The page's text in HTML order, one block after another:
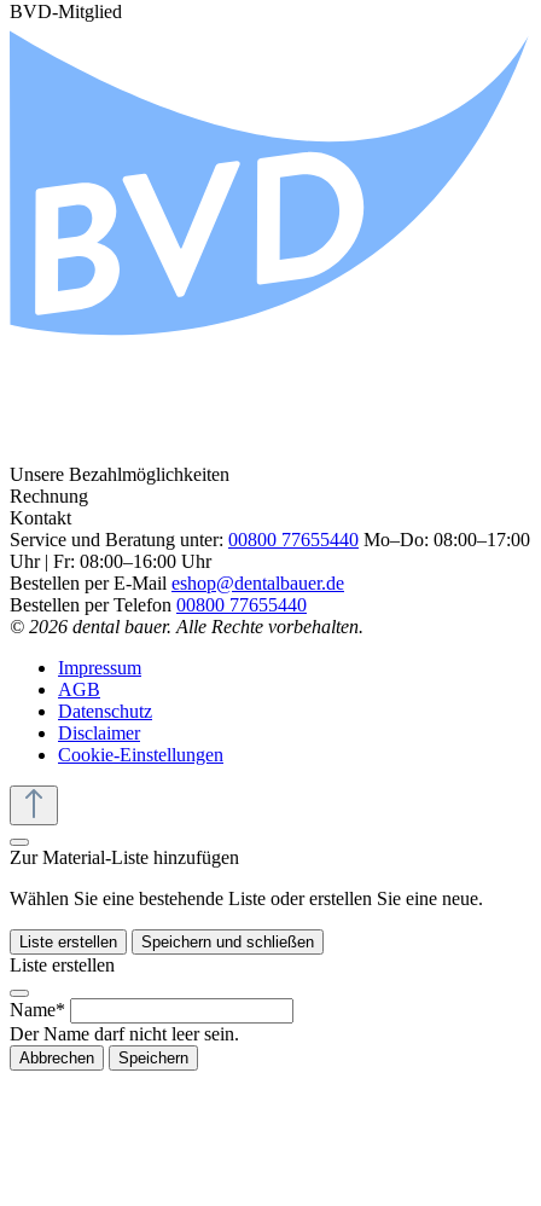
BVD-Mitglied
Unsere Bezahlmöglichkeiten
Rechnung
Kontakt
Service und Beratung unter: 00800 77655440 Mo–Do: 08:00–17:00
Uhr | Fr: 08:00–16:00 Uhr
Bestellen per E-Mail eshop@dentalbauer.de
Bestellen per Telefon 00800 77655440
© 2026 dental bauer. Alle Rechte vorbehalten.
Impressum
AGB
Datenschutz
Disclaimer
Cookie-Einstellungen
Zur Material-Liste hinzufügen
Wählen Sie eine bestehende Liste oder erstellen Sie eine neue.
Liste erstellen Speichern und schließen
Liste erstellen
Name*
Der Name darf nicht leer sein.
Abbrechen Speichern